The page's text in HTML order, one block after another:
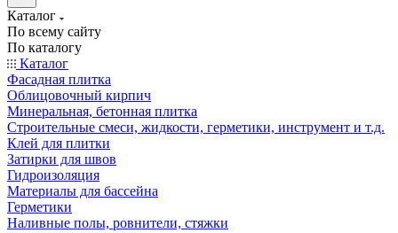
Каталог
По всему сайту
По каталогу
Каталог
Фасадная плитка
Облицовочный кирпич
Минеральная, бетонная плитка
Строительные смеси, жидкости, герметики, инструмент и т.д.
Клей для плитки
Затирки для швов
Гидроизоляция
Материалы для бассейна
Герметики
Наливные полы, ровнители, стяжки